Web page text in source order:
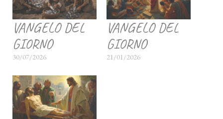
VANGELO DEL
GIORNO
30/07/2026
VANGELO DEL
GIORNO
21/01/2026